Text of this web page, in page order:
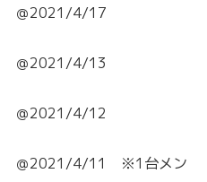
＠2021/4/17
＠2021/4/13
＠2021/4/12
＠2021/4/11 ※1台メン